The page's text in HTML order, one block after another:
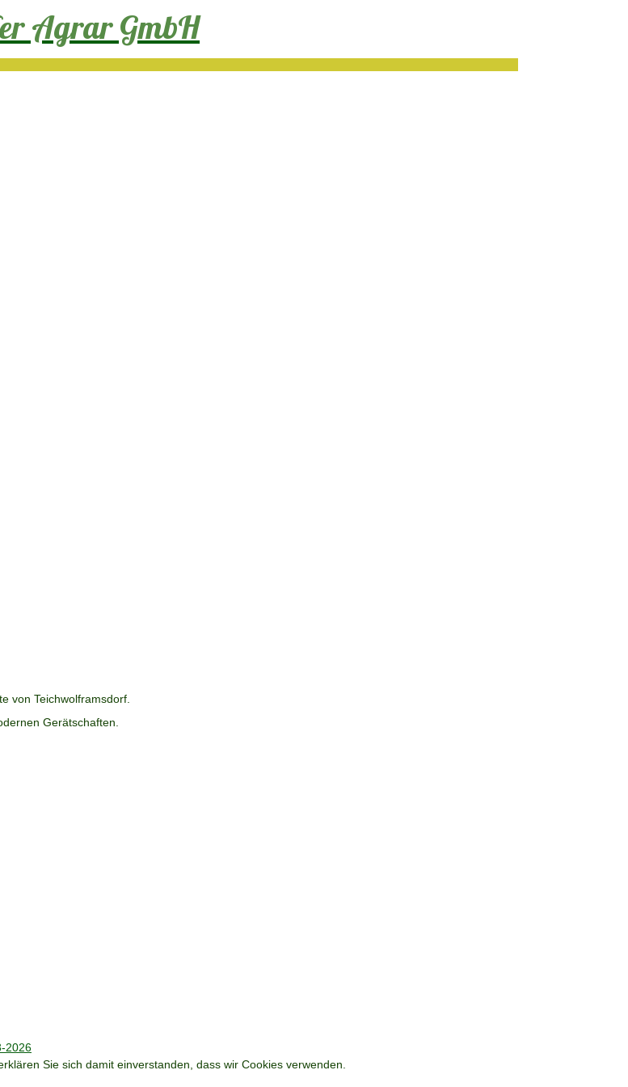
Agrar GmbH
von Teichwolframsdorf.
Gerätschaften.
2026
Sie sich damit einverstanden, dass wir Cookies verwenden.